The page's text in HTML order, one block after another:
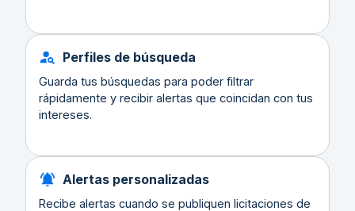
Perfiles de búsqueda
Guarda tus búsquedas para poder filtrar
rápidamente y recibir alertas que coincidan con tus
intereses.
Alertas personalizadas
Recibe alertas cuando se publiquen licitaciones de